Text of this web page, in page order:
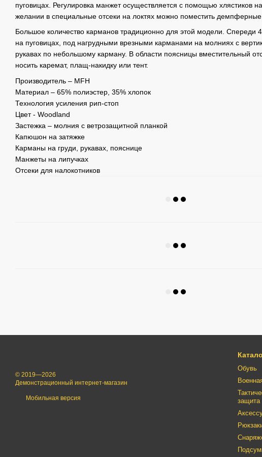
пуговицах. Регулировка манжет осуществляется с помощью хлястиков
желании в специальные отсеки на локтях можно поместить демпферные
Большое количество карманов традиционно для этой модели. Спереди
на пуговицах, под нагрудными врезными карманами на молниях с
рукавах по небольшому карману. В области поясницы вместительный
носить каремат, плащ-накидку или тент.
Производитель – MFH
Материал – 65% полиэстер, 35% хлопок
Технология усиления рип-стоп
Цвет - Woodland
Застежка – молния с ветрозащитной планкой
Капюшон на затяжке
Карманы на груди, рукавах, пояснице
Манжеты на липучках
Отсеки для налокотников
© 2019—2026
Демонстрационный интернет-магазин
Мобильная версия
Обувь
защита